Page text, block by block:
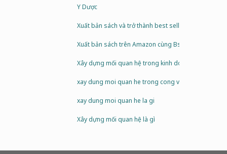
Y Dược
Xuất bản sách và trở thành best seller cùng bs Đại
Xuất bản sách trên Amazon cùng Bs Đại
Xây dựng mối quan hệ trong kinh doanh
xay dung moi quan he trong cong viec
xay dung moi quan he la gi
Xây dựng mối quan hệ là gì